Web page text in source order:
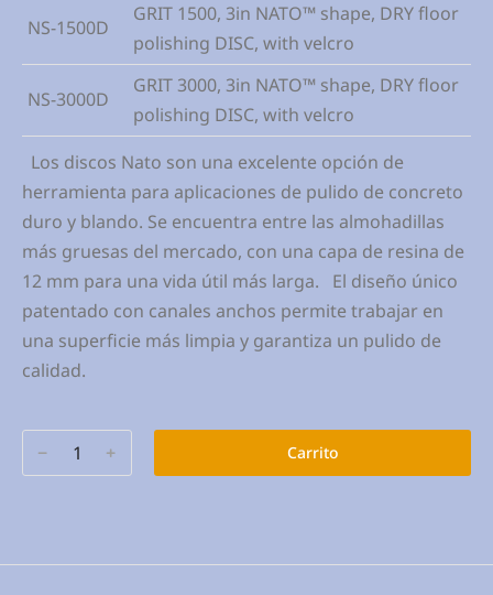
NS-1500D
GRIT 1500, 3in NATO™ shape, DRY floor
polishing DISC, with velcro
NS-3000D
GRIT 3000, 3in NATO™ shape, DRY floor
polishing DISC, with velcro
Los discos Nato son una excelente opción de
herramienta para aplicaciones de pulido de concreto
duro y blando. Se encuentra entre las almohadillas
más gruesas del mercado, con una capa de resina de
12 mm para una vida útil más larga. El diseño único
patentado con canales anchos permite trabajar en
una superficie más limpia y garantiza un pulido de
calidad.
﹣ ﹢ Carrito